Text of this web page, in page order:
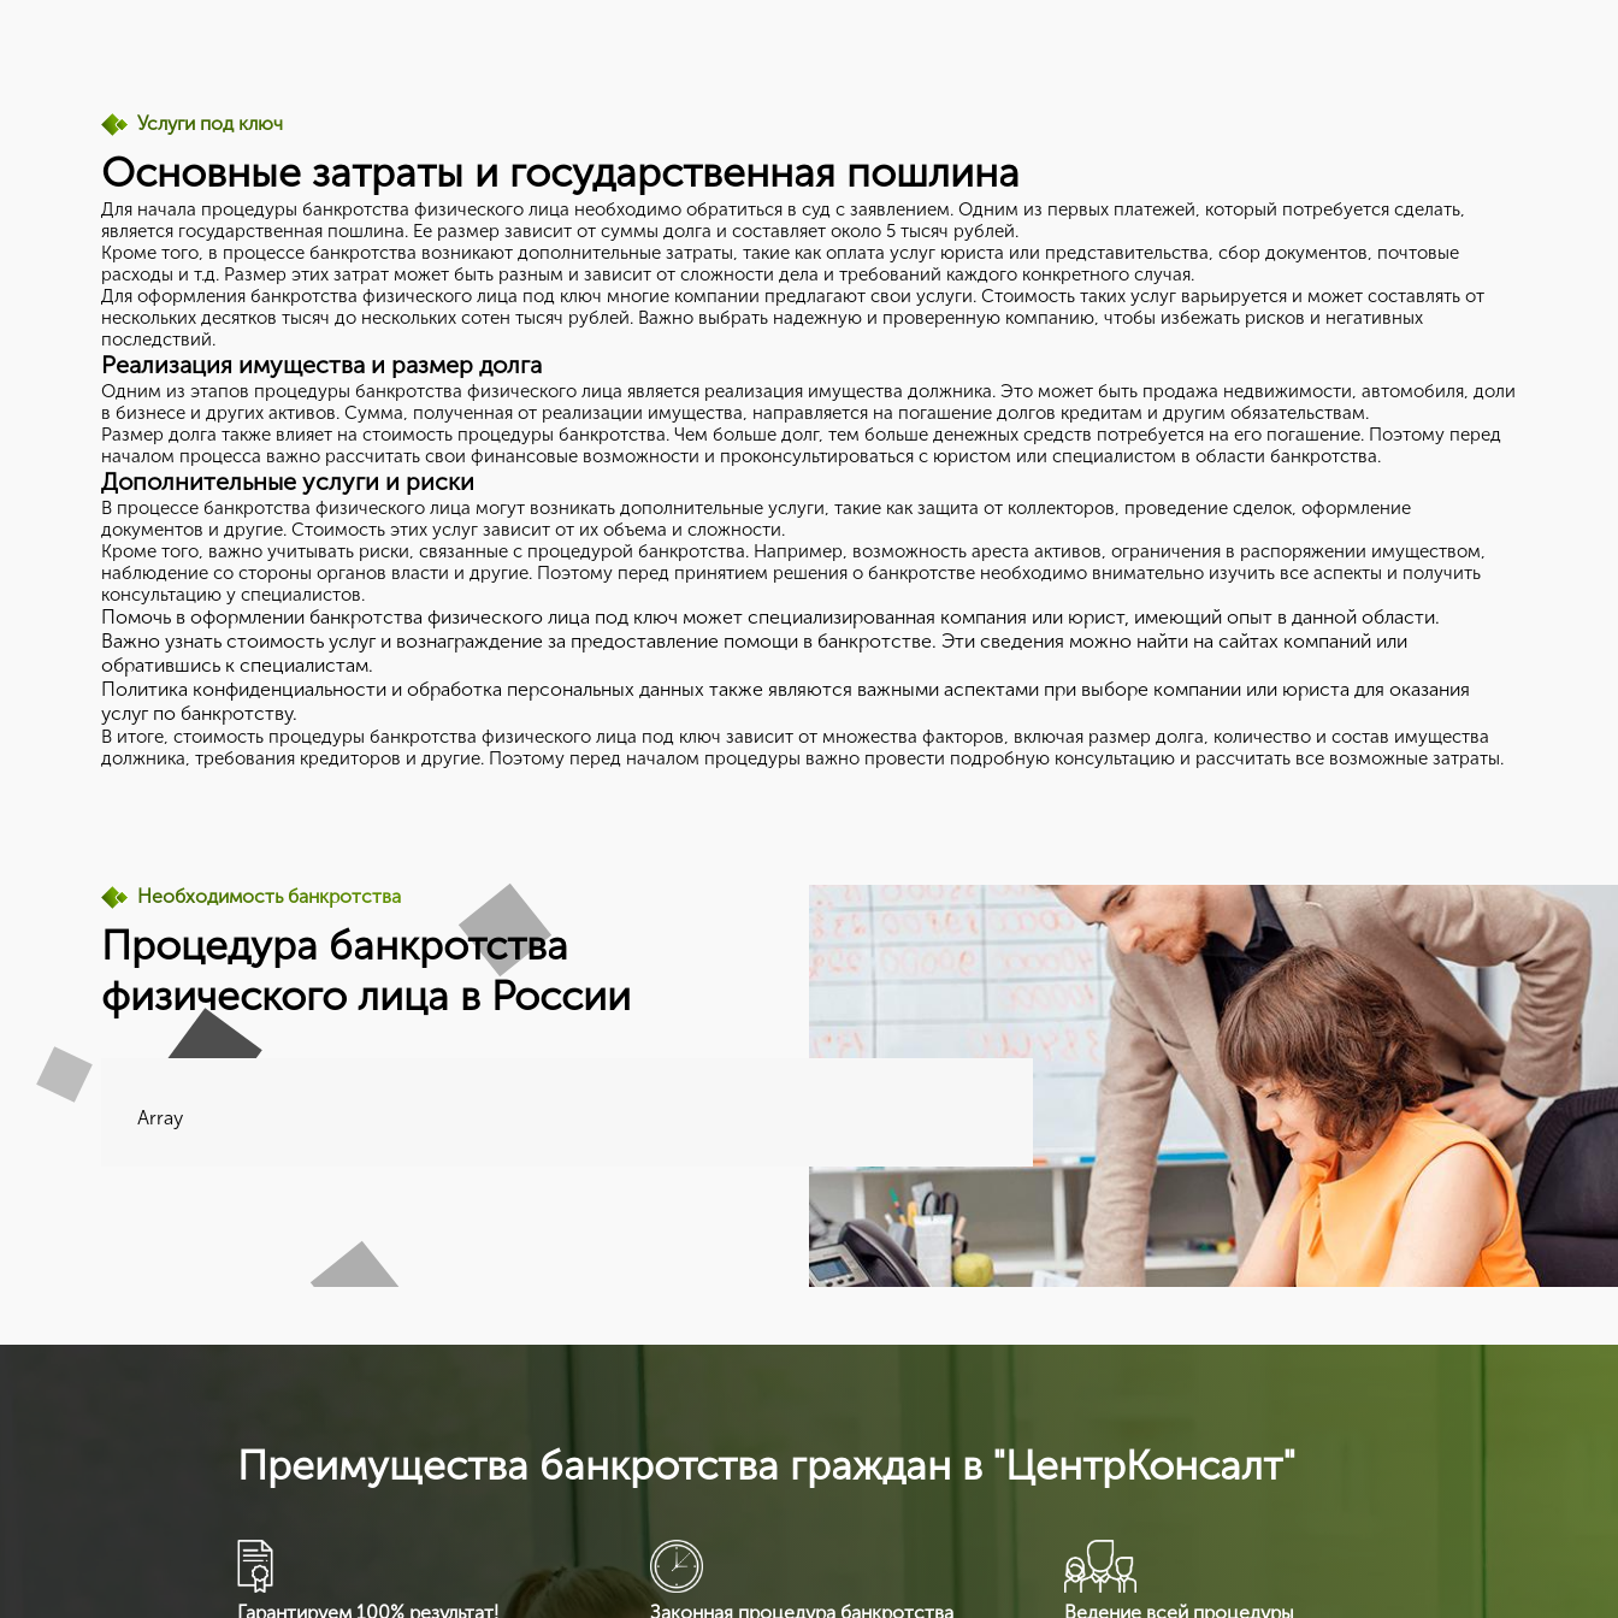
Услуги под ключ
Основные затраты и государственная пошлина
Для начала процедуры банкротства физического лица необходимо обратиться в суд с заявлением. Одним из первых платежей, который потребуется сделать,
является государственная пошлина. Ее размер зависит от суммы долга и составляет около 5 тысяч рублей.
Кроме того, в процессе банкротства возникают дополнительные затраты, такие как оплата услуг юриста или представительства, сбор документов, почтовые
расходы и т.д. Размер этих затрат может быть разным и зависит от сложности дела и требований каждого конкретного случая.
Для оформления банкротства физического лица под ключ многие компании предлагают свои услуги. Стоимость таких услуг варьируется и может составлять от
нескольких десятков тысяч до нескольких сотен тысяч рублей. Важно выбрать надежную и проверенную компанию, чтобы избежать рисков и негативных
последствий.
Реализация имущества и размер долга
Одним из этапов процедуры банкротства физического лица является реализация имущества должника. Это может быть продажа недвижимости, автомобиля, доли
в бизнесе и других активов. Сумма, полученная от реализации имущества, направляется на погашение долгов кредитам и другим обязательствам.
Размер долга также влияет на стоимость процедуры банкротства. Чем больше долг, тем больше денежных средств потребуется на его погашение. Поэтому перед
началом процесса важно рассчитать свои финансовые возможности и проконсультироваться с юристом или специалистом в области банкротства.
Дополнительные услуги и риски
В процессе банкротства физического лица могут возникать дополнительные услуги, такие как защита от коллекторов, проведение сделок, оформление
документов и другие. Стоимость этих услуг зависит от их объема и сложности.
Кроме того, важно учитывать риски, связанные с процедурой банкротства. Например, возможность ареста активов, ограничения в распоряжении имуществом,
наблюдение со стороны органов власти и другие. Поэтому перед принятием решения о банкротстве необходимо внимательно изучить все аспекты и получить
консультацию у специалистов.
Помочь в оформлении банкротства физического лица под ключ может специализированная компания или юрист, имеющий опыт в данной области.
Важно узнать стоимость услуг и вознаграждение за предоставление помощи в банкротстве. Эти сведения можно найти на сайтах компаний или
обратившись к специалистам.
Политика конфиденциальности и обработка персональных данных также являются важными аспектами при выборе компании или юриста для оказания
услуг по банкротству.
В итоге, стоимость процедуры банкротства физического лица под ключ зависит от множества факторов, включая размер долга, количество и состав имущества
должника, требования кредиторов и другие. Поэтому перед началом процедуры важно провести подробную консультацию и рассчитать все возможные затраты.
Необходимость банкротства
Процедура банкротства
физического лица в России
Array
Преимущества банкротства граждан в "ЦентрКонсалт"
Гарантируем 100% результат! Законная процедура банкротства Ведение всей процедуры